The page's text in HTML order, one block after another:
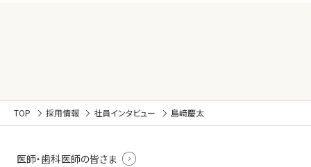
TOP 採用情報 社員インタビュー 島﨑慶太
医師・歯科医師の皆さま